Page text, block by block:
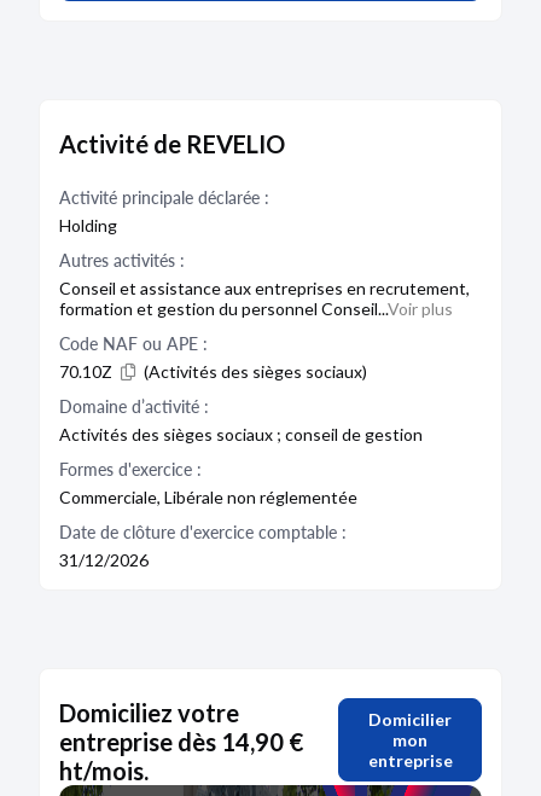
Activité de REVELIO
Activité principale déclarée :
Holding
Autres activités :
Conseil et assistance aux entreprises en recrutement,
formation et gestion du personnel Conseil...Voir plus
Code NAF ou APE :
70.10Z
(Activités des sièges sociaux)
Domaine d’activité :
Activités des sièges sociaux ; conseil de gestion
Formes d'exercice :
Commerciale, Libérale non réglementée
Date de clôture d'exercice comptable :
31/12/2026
Domiciliez votre
entreprise dès 14,90 €
ht/mois.
Domicilier
mon
entreprise